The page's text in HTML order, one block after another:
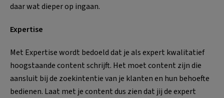
daar wat dieper op ingaan.
Expertise
Met Expertise wordt bedoeld dat je als expert kwalitatief
hoogstaande content schrijft. Het moet content zijn die
aansluit bij de zoekintentie van je klanten en hun behoefte
bedienen. Laat met je content dus zien dat jij de expert